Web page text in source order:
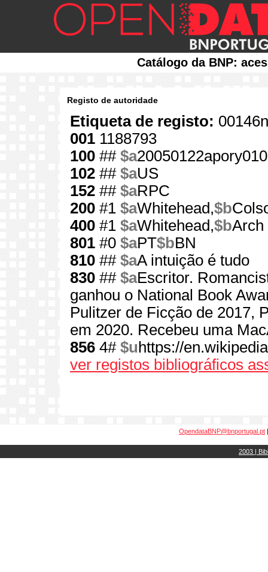
Catálogo da BNP:
Registo de autoridade
Etiqueta de registo:
001 1188793
100 ## $a
102 ## $aUS
152 ## $aRPC
200 #1 $aWhitehead,$b
400 #1 $aWhitehead,$bArch
801 #0 $aPT$bBN
810 ## $aA intuição é tudo
830 ## $aEscritor.
ganhou o National Book
Pulitzer de Ficção de 2017,
em 2020. Recebeu uma
856 4# $u https://
ver registos bibliográficos
OpendataBNP@bnportugal.pt
2003 |